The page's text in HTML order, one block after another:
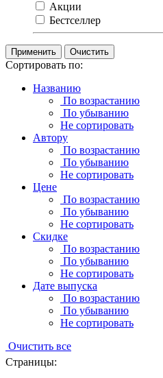
Акции
Бестселлер
Очистить
Сортировать по:
Названию
По возрастанию
По убыванию
Не сортировать
Автору
По возрастанию
По убыванию
Не сортировать
Цене
По возрастанию
По убыванию
Не сортировать
Скидке
По возрастанию
По убыванию
Не сортировать
Дате выпуска
По возрастанию
По убыванию
Не сортировать
Очистить все
Страницы: